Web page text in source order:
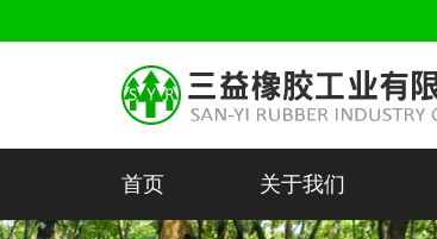
首页 关于我们